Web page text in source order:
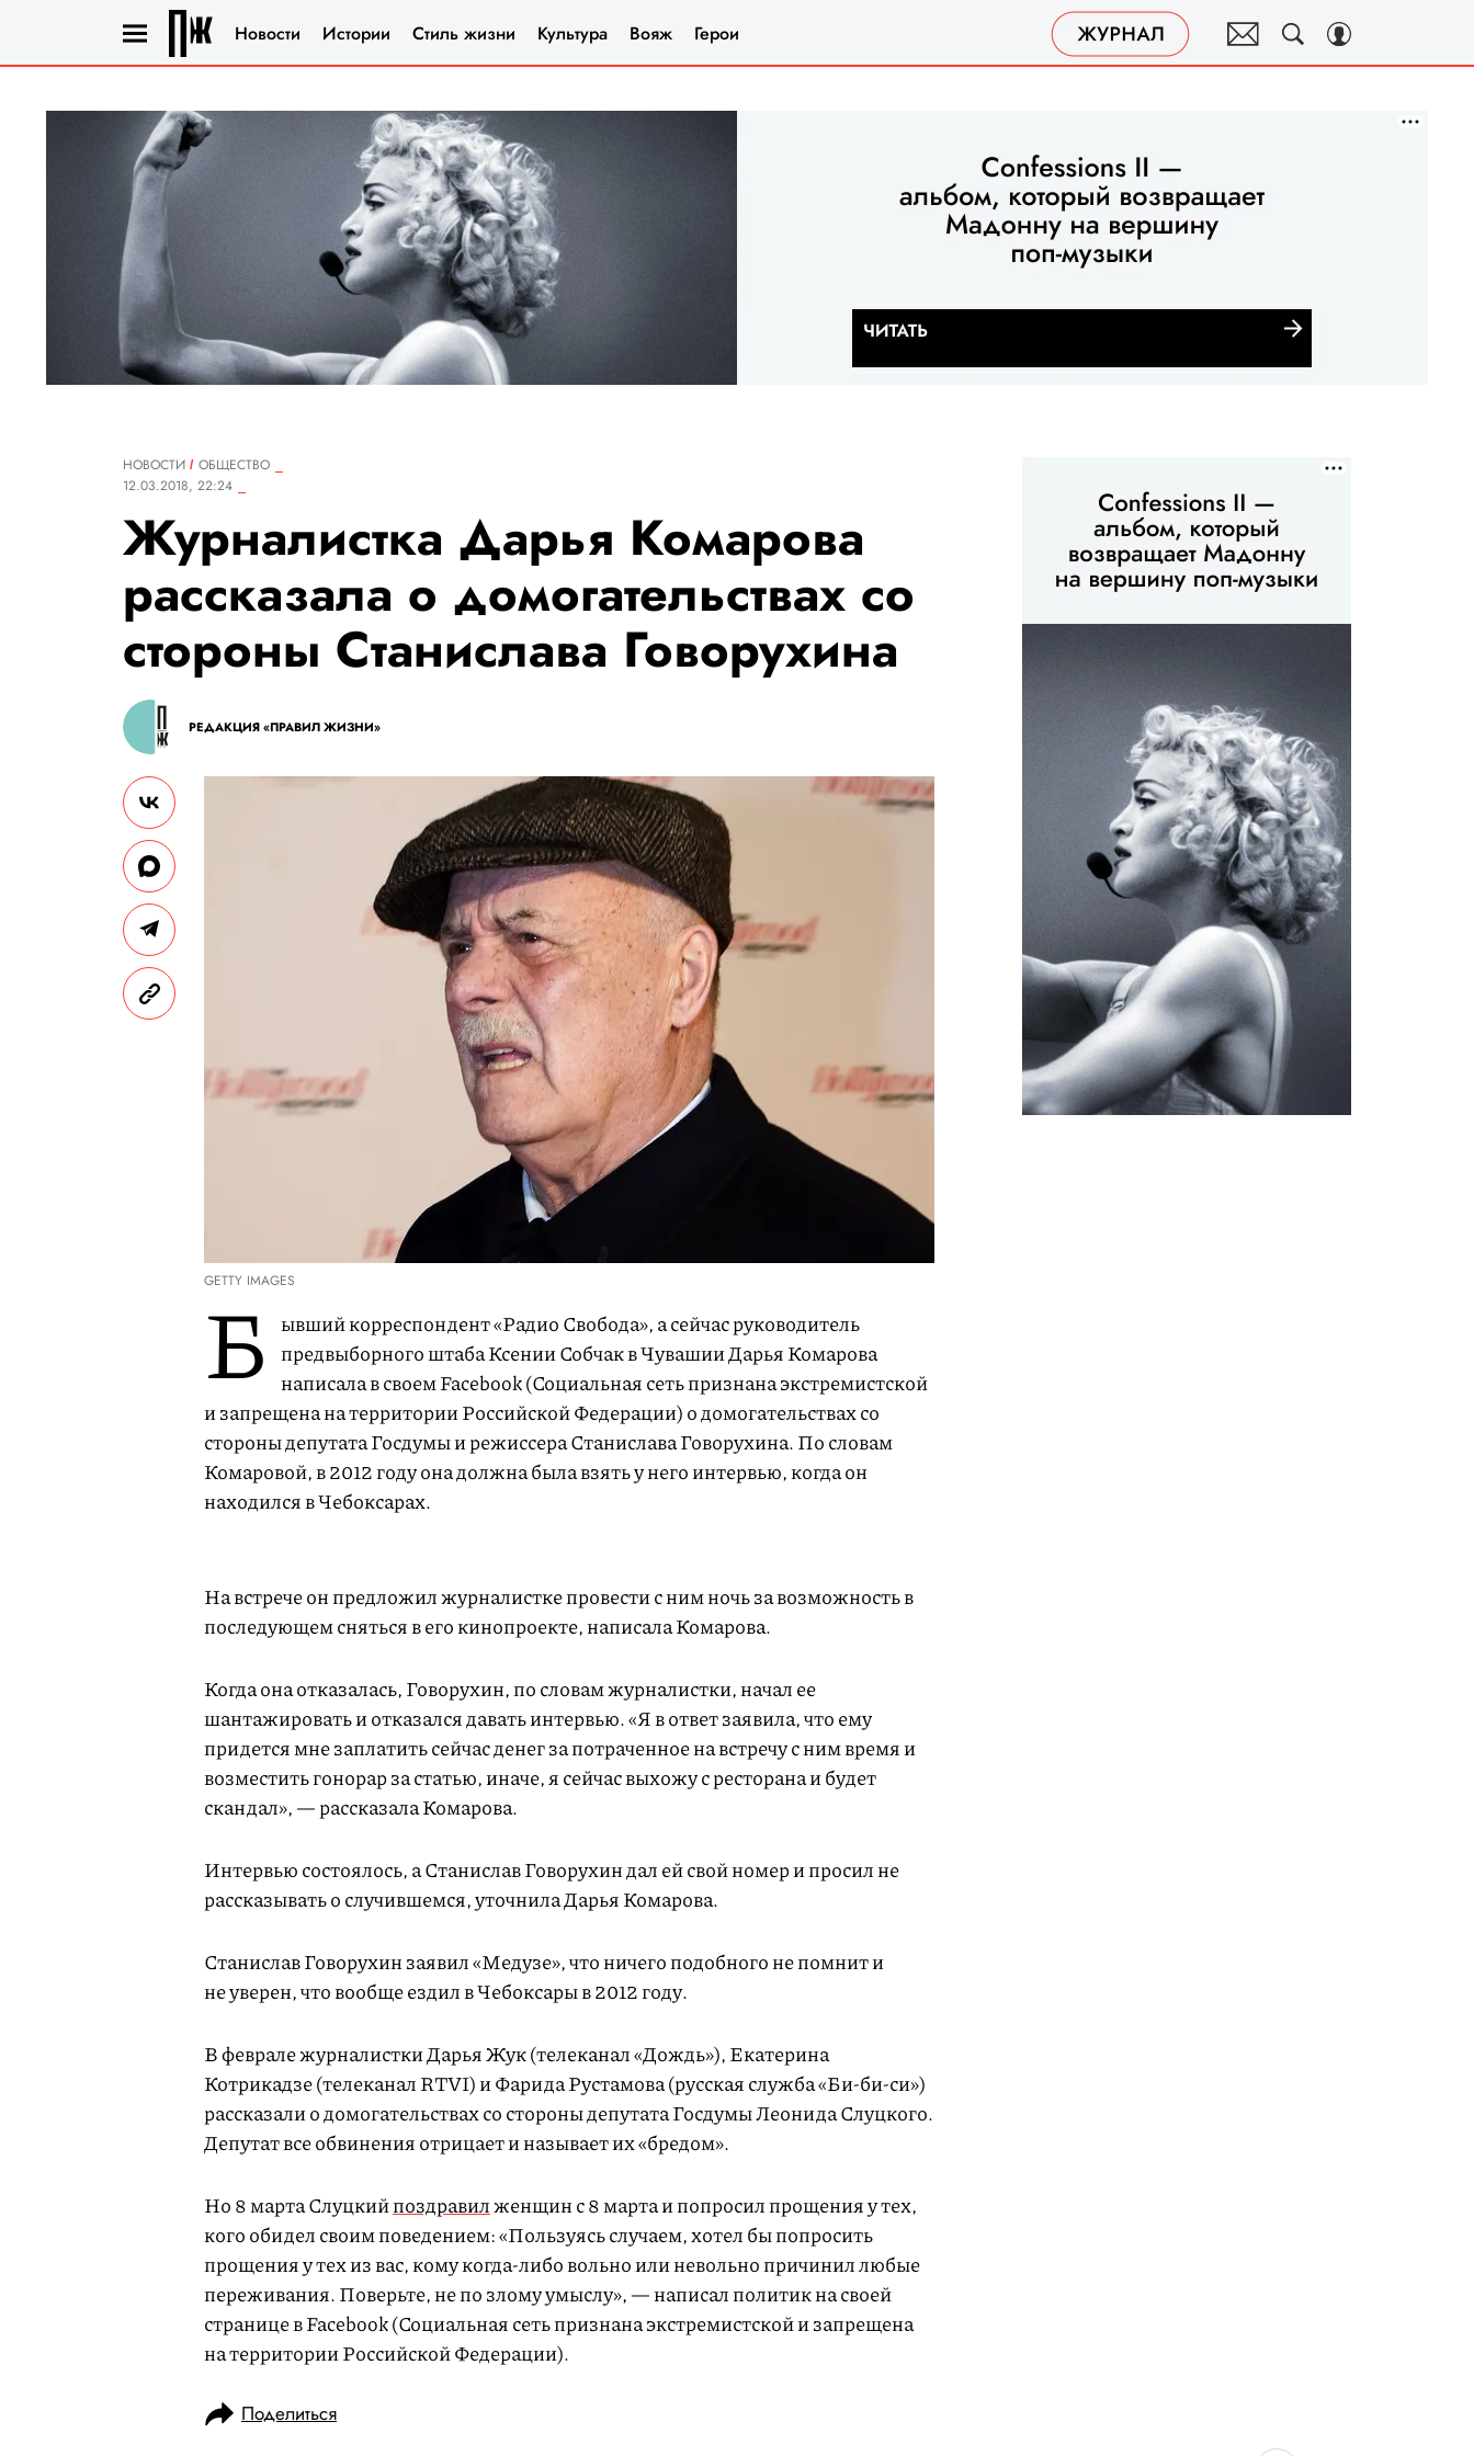
Новости Истории Стиль жизни Культура Вояж Герои
НОВОСТИ
ОБЩЕСТВО
12.03.2018, 22:24
Журналистка Дарья Комарова
рассказала о домогательствах со
стороны Станислава Говорухина
РЕДАКЦИЯ «ПРАВИЛ ЖИЗНИ»
GETTY IMAGES
Б
ывший корреспондент «Радио Свобода», а сейчас руководитель
предвыборного штаба Ксении Собчак в Чувашии Дарья Комарова
написала в своем Facebook (Социальная сеть признана экстремистской
и запрещена на территории Российской Федерации) о домогательствах со
стороны депутата Госдумы и режиссера Станислава Говорухина. По словам
Комаровой, в 2012 году она должна была взять у него интервью, когда он
находился в Чебоксарах.
На встрече он предложил журналистке провести с ним ночь за возможность в
последующем сняться в его кинопроекте, написала Комарова.
Когда она отказалась, Говорухин, по словам журналистки, начал ее
шантажировать и отказался давать интервью. «Я в ответ заявила, что ему
придется мне заплатить сейчас денег за потраченное на встречу с ним время и
возместить гонорар за статью, иначе, я сейчас выхожу с ресторана и будет
скандал», — рассказала Комарова.
Интервью состоялось, а Станислав Говорухин дал ей свой номер и просил не
рассказывать о случившемся, уточнила Дарья Комарова.
Станислав Говорухин заявил «Медузе», что ничего подобного не помнит и
не уверен, что вообще ездил в Чебоксары в 2012 году.
В феврале журналистки Дарья Жук (телеканал «Дождь»), Екатерина
Котрикадзе (телеканал RTVI) и Фарида Рустамова (русская служба «Би-би-си»)
рассказали о домогательствах со стороны депутата Госдумы Леонида Слуцкого.
Депутат все обвинения отрицает и называет их «бредом».
Но 8 марта Слуцкийпоздравилженщин с 8 марта и попросил прощения у тех,
кого обидел своим поведением: «Пользуясь случаем, хотел бы попросить
прощения у тех из вас, кому когда-либо вольно или невольно причинил любые
переживания. Поверьте, не по злому умыслу», — написал политик на своей
странице в Facebook (Социальная сеть признана экстремистской и запрещена
на территории Российской Федерации).
Поделиться